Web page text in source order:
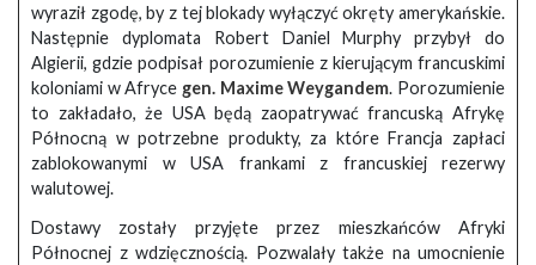
wyraził zgodę, by z tej blokady wyłączyć okręty amerykańskie.
Następnie dyplomata Robert Daniel Murphy przybył do
Algierii, gdzie podpisał porozumienie z kierującym francuskimi
koloniami w Afryce gen. Maxime Weygandem. Porozumienie
to zakładało, że USA będą zaopatrywać francuską Afrykę
Północną w potrzebne produkty, za które Francja zapłaci
zablokowanymi w USA frankami z francuskiej rezerwy
walutowej.
Dostawy zostały przyjęte przez mieszkańców Afryki
Północnej z wdzięcznością. Pozwalały także na umocnienie